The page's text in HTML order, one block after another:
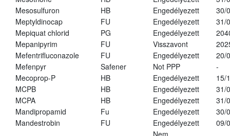
Mesosulfuron
HB Engedélyezett
30/
Meptyldinocap
FU Engedélyezett
31/
Mepiquat chlorid
PG Engedélyezett
Mepanipyrim
FU Visszavont
Mefentrifluconazole
FU Engedélyezett
20/
Mefenpyr
Safener Not PPP
-
Mecoprop-P
HB Engedélyezett
15/
MCPB
HB Engedélyezett
31/
MCPA
HB Engedélyezett
31/
Mandipropamid
Fu Engedélyezett
30/
Mandestrobin
FU Engedélyezett
09/